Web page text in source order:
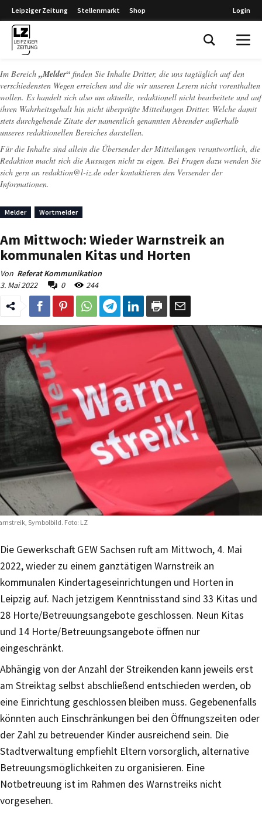
Leipziger Zeitung Stellenmarkt Shop Login
Im Bereich „Melder“ finden Sie Inhalte Dritter, die uns tagtäglich auf den
verschiedensten Wegen erreichen und die wir unseren Lesern nicht vorenthalten
wollen. Es handelt sich also um aktuelle, redaktionell nicht bearbeitete und auf
ihren Wahrheitsgehalt hin nicht überprüfte Mitteilungen Dritter. Welche damit
stets durchgehende Zitate der namentlich genannten Absender außerhalb
unseres redaktionellen Bereiches darstellen.
Für die Inhalte sind allein die Übersender der Mitteilungen verantwortlich, die
Redaktion macht sich die Aussagen nicht zu eigen. Bei Fragen dazu wenden Sie
sich gern an redaktion@l-iz.de oder kontaktieren den Versender der
Informationen.
Melder Wortmelder
Am Mittwoch: Wieder Warnstreik an
kommunalen Kitas und Horten
Von Referat Kommunikation
3. Mai 2022
0 244
Symbolbild. Foto: LZ
Die Gewerkschaft GEW Sachsen ruft am Mittwoch, 4. Mai
2022, wieder zu einem ganztätigen Warnstreik an
kommunalen Kindertageseinrichtungen und Horten in
Leipzig auf. Nach jetzigem Kenntnisstand sind 33 Kitas und
28 Horte/Betreuungsangebote geschlossen. Neun Kitas
und 14 Horte/Betreuungsangebote öffnen nur
eingeschränkt.
Abhängig von der Anzahl der Streikenden kann jeweils erst
am Streiktag selbst abschließend entschieden werden, ob
eine Einrichtung geschlossen bleiben muss. Gegebenenfalls
könnten auch Einschränkungen bei den Öffnungszeiten oder
der Zahl zu betreuender Kinder ausreichend sein. Die
Stadtverwaltung empfiehlt Eltern vorsorglich, alternative
Betreuungsmöglichkeiten zu organisieren. Eine
Notbetreuung ist im Rahmen des Warnstreiks nicht
vorgesehen.